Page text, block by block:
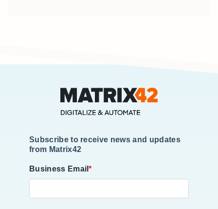
Subscribe to receive news and updates
from Matrix42
Business Email*